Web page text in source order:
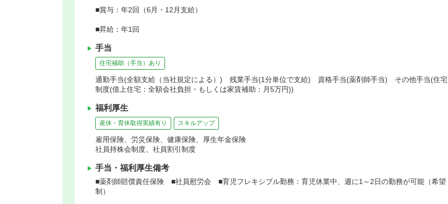
■賞与：年2回（6月・12月支給）
■昇給：年1回
手当
住宅補助（手当）あり
通勤手当(全額支給（当社規定による）) 残業手当(1分単位で支給) 資格手当(薬剤師手当) その他手当(住宅
制度(借上住宅：全額会社負担・もしくは家賃補助：月5万円))
福利厚生
産休・育休取得実績有り スキルアップ
雇用保険、労災保険、健康保険、厚生年金保険
社員持株会制度、社員割引制度
手当・福利厚生備考
■薬剤師賠償責任保険 ■社員慰労会 ■育児フレキシブル勤務：育児休業中、週に1～2日の勤務が可能（希望
制）